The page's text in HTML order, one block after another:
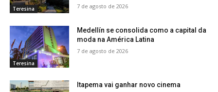
Teresina 7 de agosto de 2026
Teresina
Medellín se consolida como a capital da
moda na América Latina
7 de agosto de 2026
Itapema vai ganhar novo cinema